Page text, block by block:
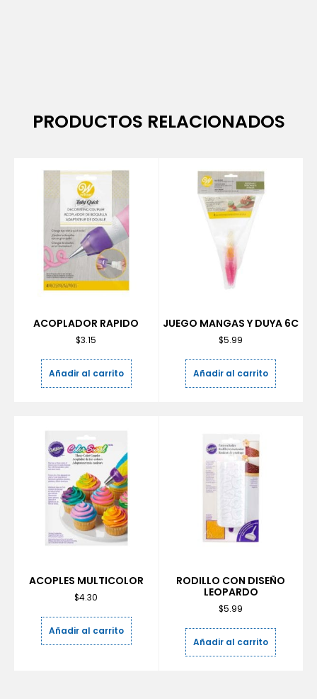
PRODUCTOS RELACIONADOS
ACOPLADOR RAPIDO
$3.15
Añadir al carrito
JUEGO MANGAS Y DUYA 6C
$5.99
Añadir al carrito
ACOPLES MULTICOLOR
$4.30
Añadir al carrito
RODILLO CON DISEÑO
LEOPARDO
$5.99
Añadir al carrito